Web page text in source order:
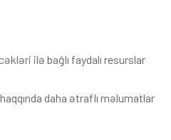
ilə bağlı faydalı resurslar
daha ətraflı məlumatlar